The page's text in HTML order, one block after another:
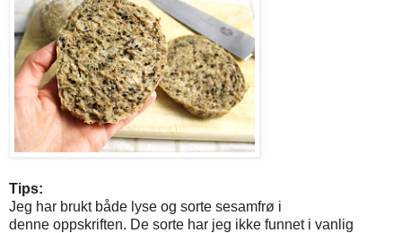
Tips:
Jeg har brukt både lyse og sorte sesamfrø i
denne oppskriften. De sorte har jeg ikke funnet i vanlig